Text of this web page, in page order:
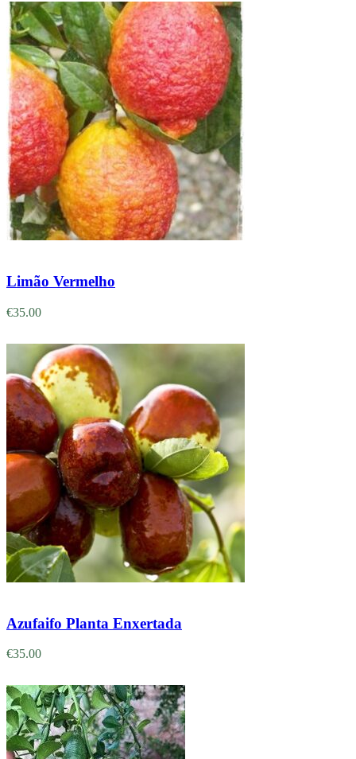
Limão Vermelho
€35.00
Azufaifo Planta Enxertada
€35.00